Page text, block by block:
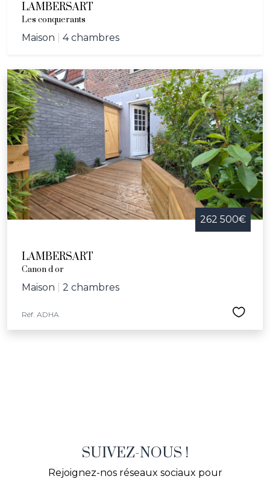
LAMBERSART
Les conquerants
Maison 4 chambres
262 500€
LAMBERSART
Canon d or
Maison 2 chambres
Réf. ADHA
SUIVEZ-NOUS !
Rejoignez-nos réseaux sociaux pour